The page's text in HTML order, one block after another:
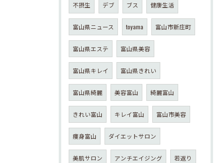
不摂生 デブ ブス 健康生活
富山県ニュース toyama 富山市新庄町
富山県エステ 富山県美容
富山県キレイ 富山県きれい
富山県綺麗 美容富山 綺麗富山
きれい富山 キレイ富山 富山市美容
痩身富山 ダイエットサロン
美肌サロン アンチエイジング 若返り